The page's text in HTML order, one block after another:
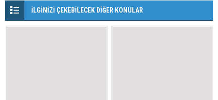
İLGİNİZİ ÇEKEBİLECEK DİĞER KONULAR